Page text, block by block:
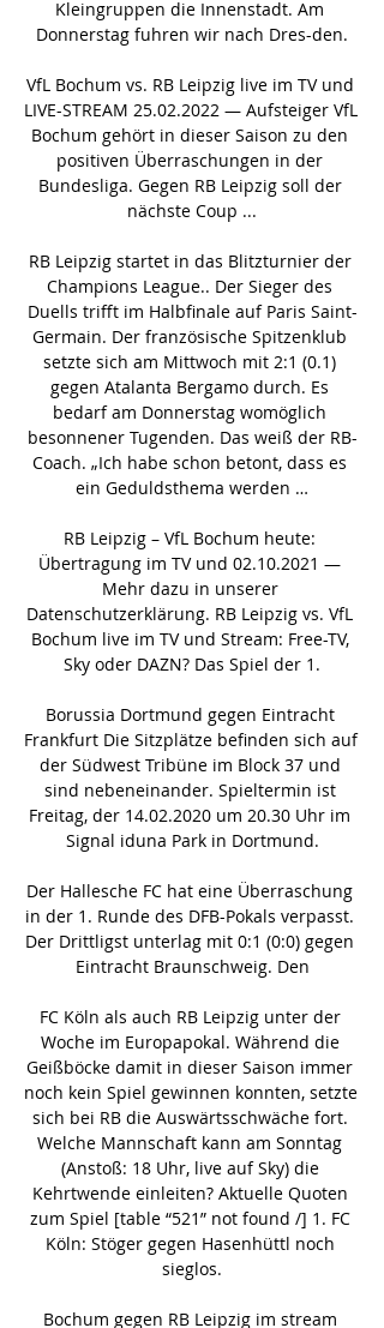
Kleingruppen die Innenstadt. Am
Donnerstag fuhren wir nach Dres-den.
VfL Bochum vs. RB Leipzig live im TV und
LIVE-STREAM 25.02.2022 — Aufsteiger VfL
Bochum gehört in dieser Saison zu den
positiven Überraschungen in der
Bundesliga. Gegen RB Leipzig soll der
nächste Coup ...
RB Leipzig startet in das Blitzturnier der
Champions League.. Der Sieger des
Duells trifft im Halbfinale auf Paris Saint-
Germain. Der französische Spitzenklub
setzte sich am Mittwoch mit 2:1 (0.1)
gegen Atalanta Bergamo durch. Es
bedarf am Donnerstag womöglich
besonnener Tugenden. Das weiß der RB-
Coach. „Ich habe schon betont, dass es
ein Geduldsthema werden …
RB Leipzig – VfL Bochum heute:
Übertragung im TV und 02.10.2021 —
Mehr dazu in unserer
Datenschutzerklärung. RB Leipzig vs. VfL
Bochum live im TV und Stream: Free-TV,
Sky oder DAZN? Das Spiel der 1.
Borussia Dortmund gegen Eintracht
Frankfurt Die Sitzplätze befinden sich auf
der Südwest Tribüne im Block 37 und
sind nebeneinander. Spieltermin ist
Freitag, der 14.02.2020 um 20.30 Uhr im
Signal iduna Park in Dortmund.
Der Hallesche FC hat eine Überraschung
in der 1. Runde des DFB-Pokals verpasst.
Der Drittligst unterlag mit 0:1 (0:0) gegen
Eintracht Braunschweig. Den
FC Köln als auch RB Leipzig unter der
Woche im Europapokal. Während die
Geißböcke damit in dieser Saison immer
noch kein Spiel gewinnen konnten, setzte
sich bei RB die Auswärtsschwäche fort.
Welche Mannschaft kann am Sonntag
(Anstoß: 18 Uhr, live auf Sky) die
Kehrtwende einleiten? Aktuelle Quoten
zum Spiel [table “521” not found /] 1. FC
Köln: Stöger gegen Hasenhüttl noch
sieglos.
Bochum gegen RB Leipzig im stream